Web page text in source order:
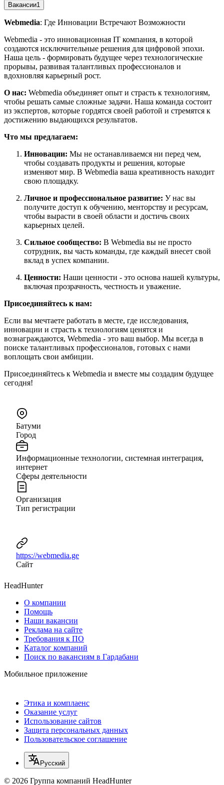
Вакансии1
Webmedia: Где Инновации Встречают Возможности
Webmedia - это инновационная IT компания, в которой
создаются исключительные решения для цифровой эпохи.
Наша цель - формировать будущее через технологические
прорывы, развивая талантливых профессионалов и
вдохновляя карьерный рост.
О нас: Webmedia объединяет опыт и страсть к технологиям,
чтобы решать самые сложные задачи. Наша команда состоит
из экспертов, которые гордятся своей работой и стремятся к
достижению выдающихся результатов.
Что мы предлагаем:
Инновации: Мы не останавливаемся ни перед чем,
чтобы создавать продукты и решения, которые
изменяют мир. В Webmedia ваша креативность находит
свою площадку.
Личное и профессиональное развитие: У нас вы
получите доступ к обучению, менторству и ресурсам,
чтобы вырасти в своей области и достичь своих
карьерных целей.
Сильное сообщество: В Webmedia вы не просто
сотрудник, вы часть команды, где каждый внесет свой
вклад в успех компании.
Ценности: Наши ценности - это основа нашей культуры,
включая прозрачность, честность и уважение.
Присоединяйтесь к нам:
Если вы мечтаете работать в месте, где исследования,
инновации и страсть к технологиям ценятся и
вознаграждаются, Webmedia - это ваш выбор. Мы всегда в
поиске талантливых профессионалов, готовых с нами
воплощать свои амбиции.
Присоединяйтесь к Webmedia и вместе мы создадим будущее
сегодня!
Батуми
Город
Информационные технологии, системная интеграция,
интернет
Сферы деятельности
Организация
Тип регистрации
https://webmedia.ge
Сайт
HeadHunter
О компании
Помощь
Наши вакансии
Реклама на сайте
Требования к ПО
Каталог компаний
Поиск по вакансиям в Гардабани
Мобильное приложение
Этика и комплаенс
Оказание услуг
Использование сайтов
Защита персональных данных
Пользовательское соглашение
Русский
© 2026 Группа компаний HeadHunter